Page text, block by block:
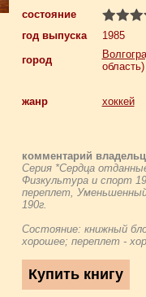
состояние
год выпуска
1985
город
область)
жанр хоккей
комментарий
Серия *Сердца
Физкультура и спорт
переплет,
190г.
Состояние: книжный
хорошее; переплет -